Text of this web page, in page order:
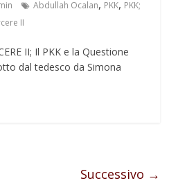
Abdullah Ocalan, PKK, PKK;
II
II; Il PKK e la Questione
dal tedesco da Simona
Successivo →